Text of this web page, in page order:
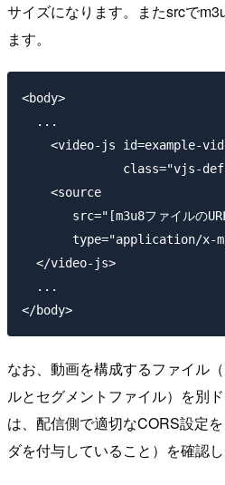
サイズになります。またsrcで
ます。
<body>
  ...
<video-js id=example-
class="vjs-
    <source
src="[m3u8ファイルの
type="application/x-
  </video-js>
  ...
なお、動画を構成するファイル
ルとセグメントファイル）を別
は、配信側で適切なCORS設定
ダを付与していること）を確認し